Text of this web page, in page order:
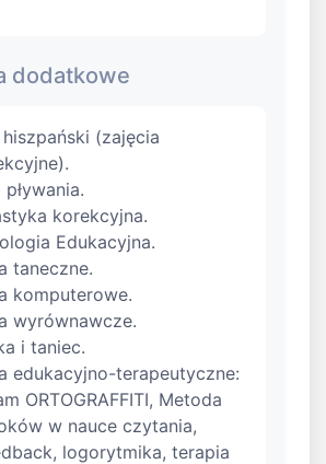
dodatkowe
(zajęcia
pływania.
korekcyjna.
Edukacyjna.
taneczne.
komputerowe.
wyrównawcze.
i taniec.
edukacyjno-terapeutyczne:
ORTOGRAFFITI, Metoda
w nauce czytania,
logorytmika, terapia